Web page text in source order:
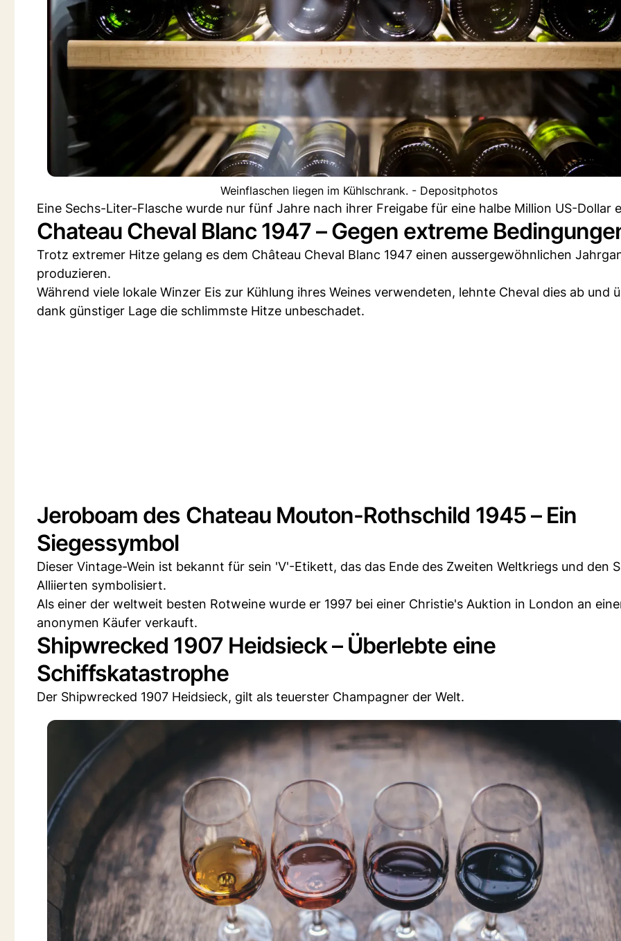
Weinflaschen liegen im Kühlschrank. - Depositphotos
Eine Sechs-Liter-Flasche wurde nur fünf Jahre nach ihrer Freigabe für eine halbe Million US-Dollar
Chateau Cheval Blanc 1947 – Gegen extreme
Trotz extremer Hitze gelang es dem Château Cheval Blanc 1947 einen aussergewöhnlichen
produzieren.
Während viele lokale Winzer Eis zur Kühlung ihres Weines verwendeten, lehnte Cheval dies ab und
dank günstiger Lage die schlimmste Hitze unbeschadet.
Jeroboam des Chateau Mouton-Rothschild 1945 – Ein
Siegessymbol
Dieser Vintage-Wein ist bekannt für sein 'V'-Etikett, das das Ende des Zweiten Weltkriegs und den
Alliierten symbolisiert.
Als einer der weltweit besten Rotweine wurde er 1997 bei einer Christie's Auktion in London an
anonymen Käufer verkauft.
Shipwrecked 1907 Heidsieck – Überlebte eine
Schiffskatastrophe
Der Shipwrecked 1907 Heidsieck, gilt als teuerster Champagner der Welt.